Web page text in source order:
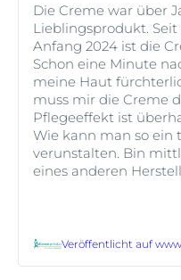
Die Creme war über
Lieblingsprodukt.
Anfang 2024 ist die
Schon eine Minute
meine Haut
muss mir die Creme
Pflegeeffekt ist
Wie kann man so ein
verunstalten. Bin
eines anderen
Veröffentlicht auf